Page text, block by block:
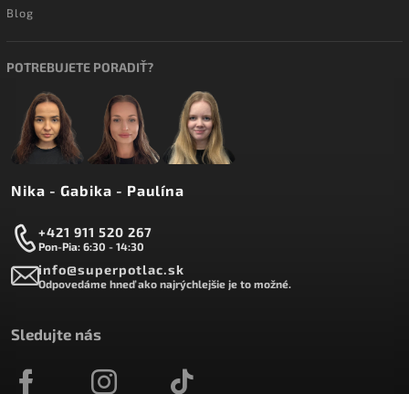
Blog
POTREBUJETE PORADIŤ?
Nika - Gabika - Paulína
+421 911 520 267
Pon-Pia: 6:30 - 14:30
info@superpotlac.sk
Odpovedáme hneď ako najrýchlejšie je to možné.
Sledujte nás